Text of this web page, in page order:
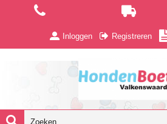
Inloggen Registreren